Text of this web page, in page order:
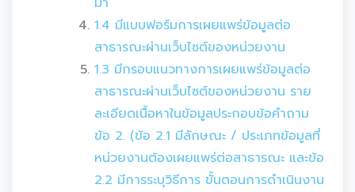
1.4 มีแบบฟอร์มการเผยแพร่ข้อมูลต่อ
สาธารณะผ่านเว็บไซต์ของหน่วยงาน
1.3 มีกรอบแนวทางการเผยแพร่ข้อมูลต่อ
สาธารณะผ่านเว็บไซต์ของหน่วยงาน ราย
ละเอียดเนื้อหาในข้อมูลประกอบข้อคำถาม
ข้อ 2. (ข้อ 2.1 มีลักษณะ / ประเภทข้อมูลที่
หน่วยงานต้องเผยแพร่ต่อสาธารณะ และข้อ
2.2 มีการระบุวิธีการ ขั้นตอนการดำเนินงาน